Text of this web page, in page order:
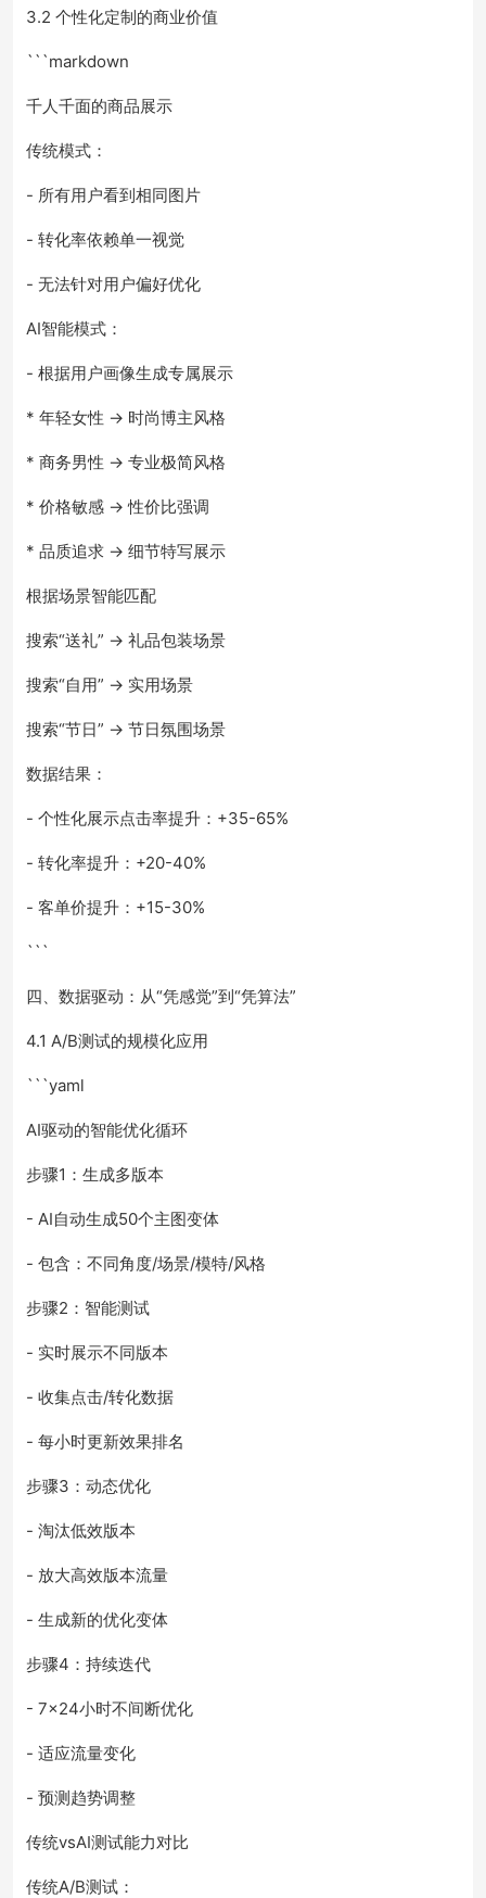
3.2 个性化定制的商业价值
```markdown
千人千面的商品展示
传统模式：
- 所有用户看到相同图片
- 转化率依赖单一视觉
- 无法针对用户偏好优化
AI智能模式：
- 根据用户画像生成专属展示
* 年轻女性 → 时尚博主风格
* 商务男性 → 专业极简风格
* 价格敏感 → 性价比强调
* 品质追求 → 细节特写展示
根据场景智能匹配
搜索“送礼” → 礼品包装场景
搜索“自用” → 实用场景
搜索“节日” → 节日氛围场景
数据结果：
- 个性化展示点击率提升：+35-65%
- 转化率提升：+20-40%
- 客单价提升：+15-30%
```
四、数据驱动：从“凭感觉”到“凭算法”
4.1 A/B测试的规模化应用
```yaml
AI驱动的智能优化循环
步骤1：生成多版本
- AI自动生成50个主图变体
- 包含：不同角度/场景/模特/风格
步骤2：智能测试
- 实时展示不同版本
- 收集点击/转化数据
- 每小时更新效果排名
步骤3：动态优化
- 淘汰低效版本
- 放大高效版本流量
- 生成新的优化变体
步骤4：持续迭代
- 7×24小时不间断优化
- 适应流量变化
- 预测趋势调整
传统vsAI测试能力对比
传统A/B测试：